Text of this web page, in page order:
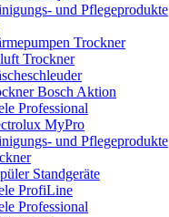
und Pflegeprodukte
Trockner
Trockner
Bosch Aktion
Professional
MyPro
und Pflegeprodukte
Standgeräte
ProfiLine
Professional